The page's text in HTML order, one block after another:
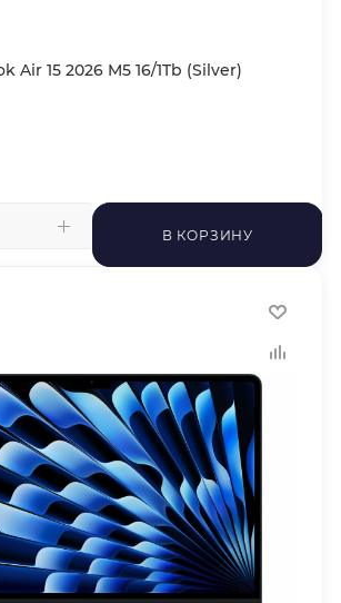
Air 15 2026 M5 16/1Tb (Silver)
В КОРЗИНУ